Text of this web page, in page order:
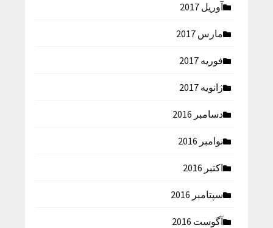
آوریل 2017
مارس 2017
فوریه 2017
ژانویه 2017
دسامبر 2016
نوامبر 2016
اکتبر 2016
سپتامبر 2016
آگوست 2016